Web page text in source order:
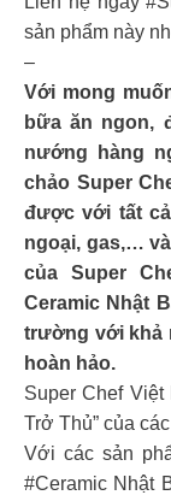
sản phẩm này
–
Với mong
bữa ăn ngon,
nướng hàng
chảo Super
được với tất
ngoại, gas,…
của Super
Ceramic Nhật
trường với khả
hoàn hảo.
Super Chef
Trở Thủ” của
Với các sản
#Ceramic Nhật